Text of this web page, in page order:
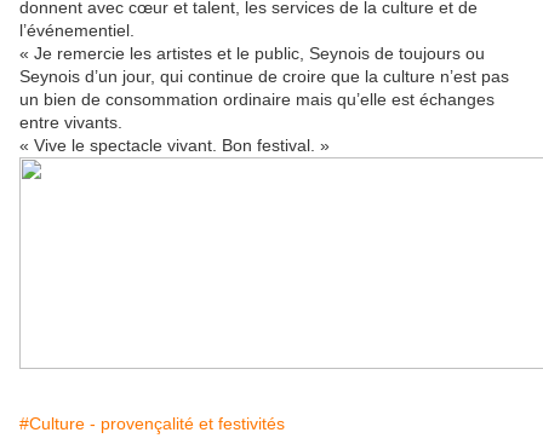
donnent avec cœur et talent, les services de la culture et de
l’événementiel.
« Je remercie les artistes et le public, Seynois de toujours ou
Seynois d’un jour, qui continue de croire que la culture n’est pas
un bien de consommation ordinaire mais qu’elle est échanges
entre vivants.
« Vive le spectacle vivant. Bon festival. »
#Culture - provençalité et festivités